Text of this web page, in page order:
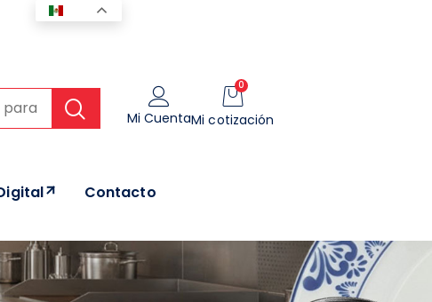
Mi Cuenta
0
Mi cotización
Contacto